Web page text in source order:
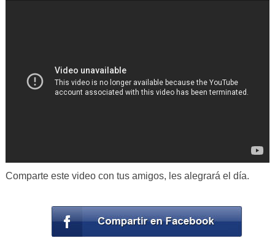
Comparte este video con tus amigos, les alegrará el día.